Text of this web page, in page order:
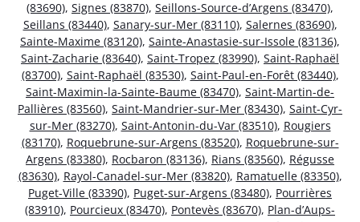
(83690), Signes (83870), Seillons-Source-d’Argens (83470),
Seillans (83440), Sanary-sur-Mer (83110), Salernes (83690),
Sainte-Maxime (83120), Sainte-Anastasie-sur-Issole (83136),
Saint-Zacharie (83640), Saint-Tropez (83990), Saint-Raphaël
(83700), Saint-Raphaël (83530), Saint-Paul-en-Forêt (83440),
Saint-Maximin-la-Sainte-Baume (83470), Saint-Martin-de-
Pallières (83560), Saint-Mandrier-sur-Mer (83430), Saint-Cyr-
sur-Mer (83270), Saint-Antonin-du-Var (83510), Rougiers
(83170), Roquebrune-sur-Argens (83520), Roquebrune-sur-
Argens (83380), Rocbaron (83136), Rians (83560), Régusse
(83630), Rayol-Canadel-sur-Mer (83820), Ramatuelle (83350),
Puget-Ville (83390), Puget-sur-Argens (83480), Pourrières
(83910), Pourcieux (83470), Pontevès (83670), Plan-d’Aups-